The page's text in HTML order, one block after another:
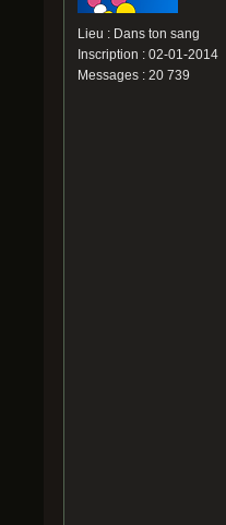
Lieu : Dans ton sang
Inscription : 02-01-2014
Messages : 20 739